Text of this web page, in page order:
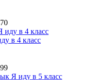
в 4 класс